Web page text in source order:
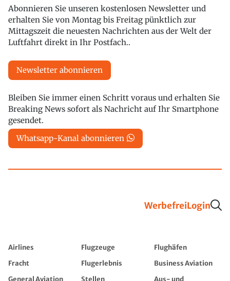
Abonnieren Sie unseren kostenlosen Newsletter und
erhalten Sie von Montag bis Freitag pünktlich zur
Mittagszeit die neuesten Nachrichten aus der Welt der
Luftfahrt direkt in Ihr Postfach..
Newsletter abonnieren
Bleiben Sie immer einen Schritt voraus und erhalten Sie
Breaking News sofort als Nachricht auf Ihr Smartphone
gesendet.
Whatsapp-Kanal abonnieren
WerbefreiLogin
Airlines Flugzeuge
Flughäfen
Fracht
Flugerlebnis
Business Aviation